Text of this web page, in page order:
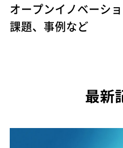
オープンイノベーシ
課題、事例など
最新